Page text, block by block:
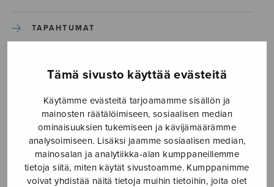
Tämä sivusto käyttää evästeitä
Käytämme evästeitä tarjoamamme sisällön ja
mainosten räätälöimiseen, sosiaalisen median
ominaisuuksien tukemiseen ja kävijämäärämme
analysoimiseen. Lisäksi jaamme sosiaalisen median,
mainosalan ja analytiikka-alan kumppaneillemme
tietoja siitä, miten käytät sivustoamme. Kumppanimme
voivat yhdistää näitä tietoja muihin tietoihin, joita olet
TAPAHTUMAT
Etusivu › Media › Lysti on lumen lauleskella
Lysti on lumen lauleskella
13.6.2018